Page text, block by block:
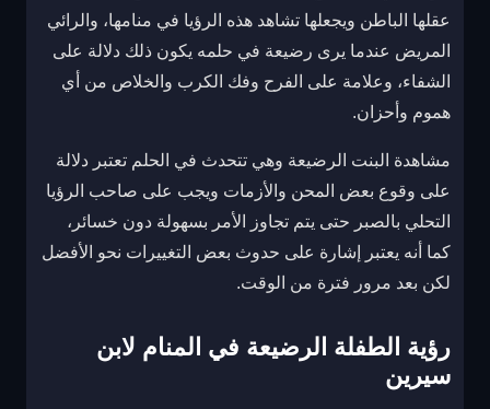
عقلها الباطن ويجعلها تشاهد هذه الرؤيا في منامها، والرائي
المريض عندما يرى رضيعة في حلمه يكون ذلك دلالة على
الشفاء، وعلامة على الفرح وفك الكرب والخلاص من أي
هموم وأحزان.
مشاهدة البنت الرضيعة وهي تتحدث في الحلم تعتبر دلالة
على وقوع بعض المحن والأزمات ويجب على صاحب الرؤيا
التحلي بالصبر حتى يتم تجاوز الأمر بسهولة دون خسائر،
كما أنه يعتبر إشارة على حدوث بعض التغييرات نحو الأفضل
لكن بعد مرور فترة من الوقت.
رؤية الطفلة الرضيعة في المنام لابن
سيرين